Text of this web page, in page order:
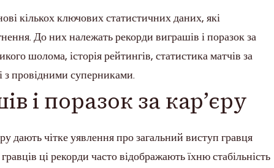
кількох ключових статистичних даних, які
До них належать рекорди виграшів і поразок за
шолома, історія рейтингів, статистика матчів за
з провідними суперниками.
і поразок за кар’єру
дають чітке уявлення про загальний виступ гравця
ці рекорди часто відображають їхню стабільність